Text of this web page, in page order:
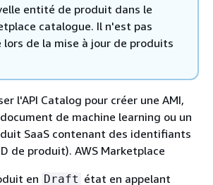
entité de produit dans le
catalogue. Il n'est pas
lors de la mise à jour de produits
l'API Catalog pour créer une AMI,
de machine learning ou un
SaaS contenant des identifiants
de produit). AWS Marketplace
en Draft état en appelant